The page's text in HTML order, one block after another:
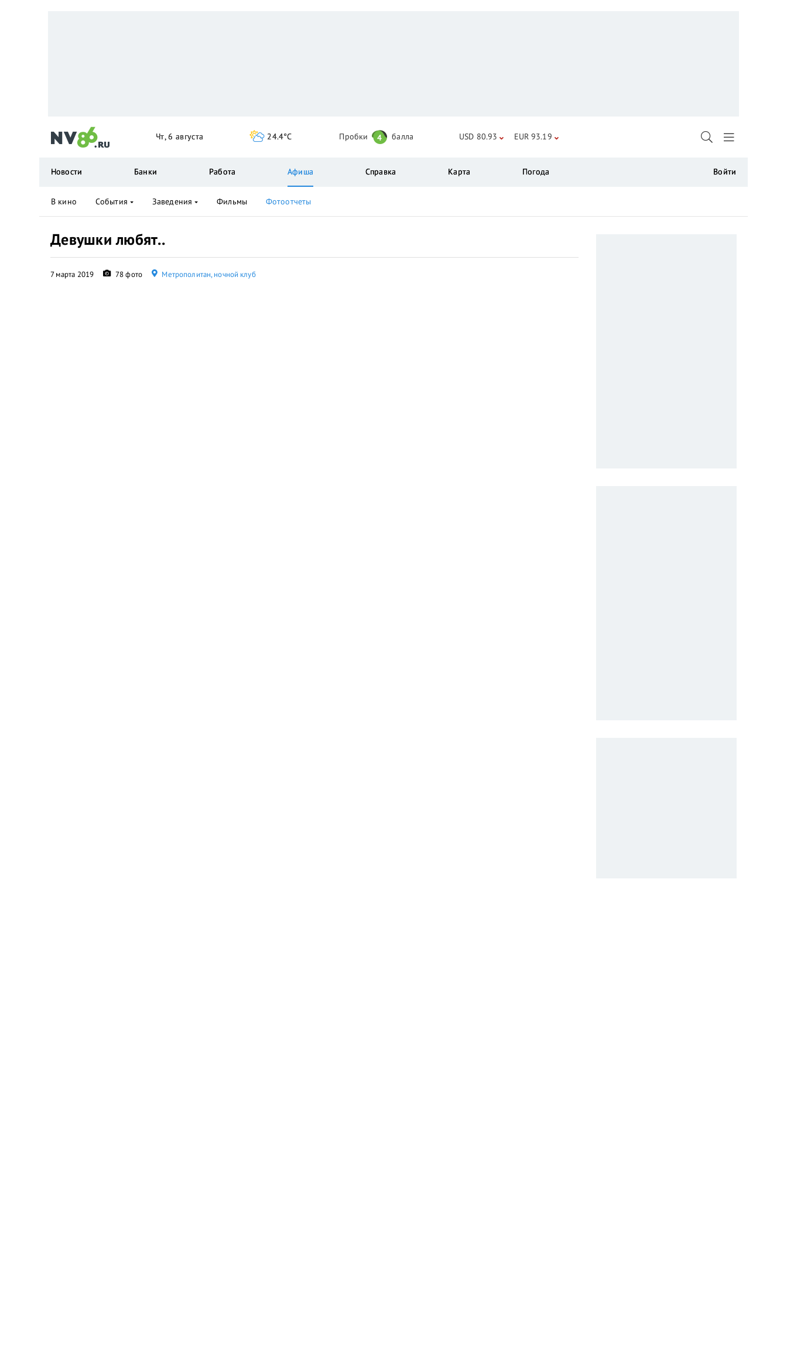
Девушки любят..
7 марта 2019 78 фото Метрополитан, ночной клуб
Чт, 6 августа 24.4°C Пробки 4 балла USD 80.93 EUR 93.19
Новости Банки Работа Афиша Справка Карта Погода Войти
В кино События Заведения Фильмы Фотоотчеты